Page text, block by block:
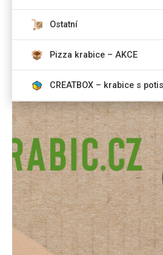
Ostatní
Pizza krabice – AKCE
CREATBOX – krabice s